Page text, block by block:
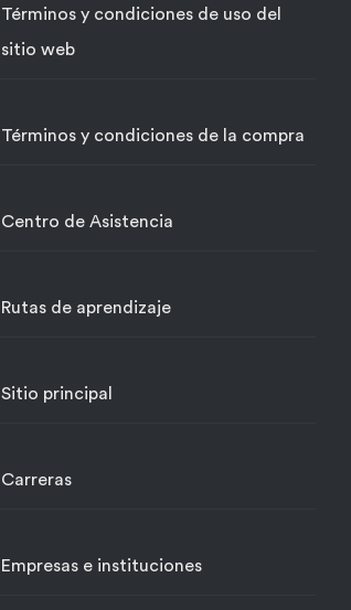
Términos y condiciones de uso del
sitio web
Términos y condiciones de la compra
Centro de Asistencia
Rutas de aprendizaje
Sitio principal
Carreras
Empresas e instituciones